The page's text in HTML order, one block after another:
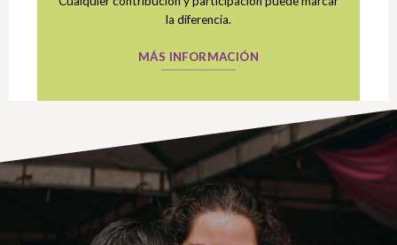
la diferencia.
MÁS INFORMACIÓN